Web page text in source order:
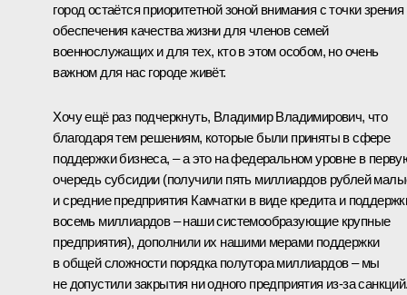
город остаётся приоритетной зоной внимания с точки зрения
обеспечения качества жизни для членов семей
военнослужащих и для тех, кто в этом особом, но очень
важном для нас городе живёт.
Хочу ещё раз подчеркнуть, Владимир Владимирович, что
благодаря тем решениям, которые были приняты в сфере
поддержки бизнеса, – а это на федеральном уровне в
очередь субсидии (получили пять миллиардов рублей
и средние предприятия Камчатки в виде кредита и
восемь миллиардов – наши системообразующие крупные
предприятия), дополнили их нашими мерами поддержки
в общей сложности порядка полутора миллиардов – мы
не допустили закрытия ни одного предприятия из-за